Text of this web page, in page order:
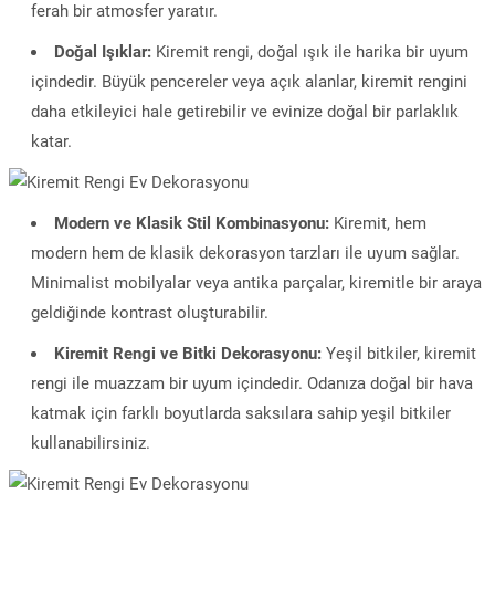
ferah bir atmosfer yaratır.
Doğal Işıklar: Kiremit rengi, doğal ışık ile harika bir uyum
içindedir. Büyük pencereler veya açık alanlar, kiremit rengini
daha etkileyici hale getirebilir ve evinize doğal bir parlaklık
katar.
Modern ve Klasik Stil Kombinasyonu: Kiremit, hem
modern hem de klasik dekorasyon tarzları ile uyum sağlar.
Minimalist mobilyalar veya antika parçalar, kiremitle bir araya
geldiğinde kontrast oluşturabilir.
Kiremit Rengi ve Bitki Dekorasyonu: Yeşil bitkiler, kiremit
rengi ile muazzam bir uyum içindedir. Odanıza doğal bir hava
katmak için farklı boyutlarda saksılara sahip yeşil bitkiler
kullanabilirsiniz.